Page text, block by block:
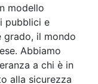
modello
pubblici e
il mondo
Abbiamo
a chi è in
alla sicurezza